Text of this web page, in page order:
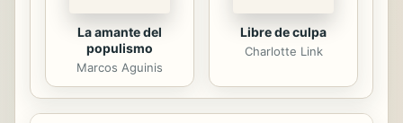
La amante del
populismo
Marcos Aguinis
Libre de culpa
Charlotte Link